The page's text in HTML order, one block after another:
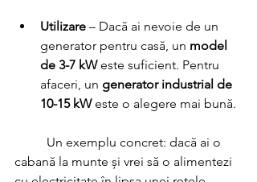
Utilizare – Dacă ai nevoie de un
generator pentru casă, un model
de 3-7 kW este suficient. Pentru
afaceri, un generator industrial de
10-15 kW este o alegere mai bună.
cabană la munte și vrei să o alimentezi